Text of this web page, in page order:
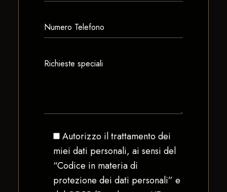
Autorizzo il trattamento dei
miei dati personali, ai sensi del
“Codice in materia di
protezione dei dati personali” e